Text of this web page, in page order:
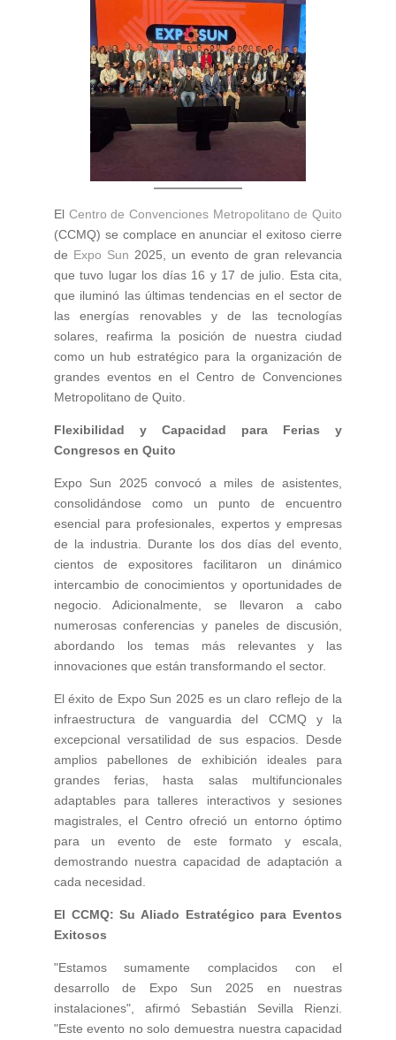
El Centro de Convenciones Metropolitano de Quito
(CCMQ) se complace en anunciar el exitoso cierre
de Expo Sun 2025, un evento de gran relevancia
que tuvo lugar los días 16 y 17 de julio. Esta cita,
que iluminó las últimas tendencias en el sector de
las energías renovables y de las tecnologías
solares, reafirma la posición de nuestra ciudad
como un hub estratégico para la organización de
grandes eventos en el Centro de Convenciones
Metropolitano de Quito.
Flexibilidad y Capacidad para Ferias y
Congresos en Quito
Expo Sun 2025 convocó a miles de asistentes,
consolidándose como un punto de encuentro
esencial para profesionales, expertos y empresas
de la industria. Durante los dos días del evento,
cientos de expositores facilitaron un dinámico
intercambio de conocimientos y oportunidades de
negocio. Adicionalmente, se llevaron a cabo
numerosas conferencias y paneles de discusión,
abordando los temas más relevantes y las
innovaciones que están transformando el sector.
El éxito de Expo Sun 2025 es un claro reflejo de la
infraestructura de vanguardia del CCMQ y la
excepcional versatilidad de sus espacios. Desde
amplios pabellones de exhibición ideales para
grandes ferias, hasta salas multifuncionales
adaptables para talleres interactivos y sesiones
magistrales, el Centro ofreció un entorno óptimo
para un evento de este formato y escala,
demostrando nuestra capacidad de adaptación a
cada necesidad.
El CCMQ: Su Aliado Estratégico para Eventos
Exitosos
"Estamos sumamente complacidos con el
desarrollo de Expo Sun 2025 en nuestras
instalaciones", afirmó Sebastián Sevilla Rienzi.
"Este evento no solo demuestra nuestra capacidad